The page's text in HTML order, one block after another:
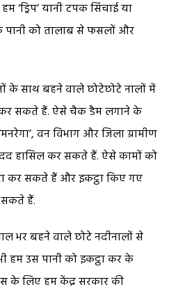
यानी टपक सिंचाई या
के पानी को तालाब से फसलों और
के साथ बहने वाले छोटेछोटे नालों में
कर सकते हैं. ऐसे चैक डैम लगाने के
वन विभाग और जिला ग्रामीण
हासिल कर सकते हैं. ऐसे कामों को
कर सकते हैं और इकट्ठा किए गए
सकते हैं.
भर बहने वाले छोटे नदीनालों से
हम उस पानी को इकट्ठा कर के
के लिए हम केंद्र सरकार की